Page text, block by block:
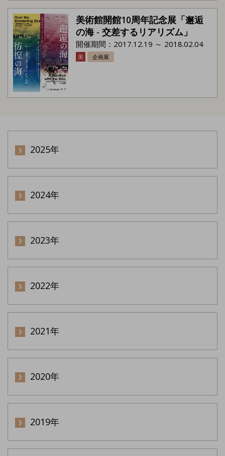
美術館開館10周年記念展「邂逅
の海 - 交差するリアリズム」
開催期間：2017.12.19 ～ 2018.02.04
美 企画展
2025年
2024年
2023年
2022年
2021年
2020年
2019年